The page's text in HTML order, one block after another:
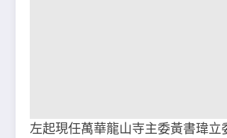
左起現任萬華龍山寺主委黃書瑋